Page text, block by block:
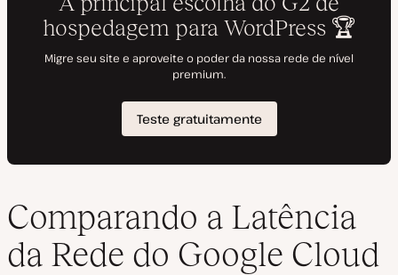
Comparando a Latência
da Rede do Google Cloud